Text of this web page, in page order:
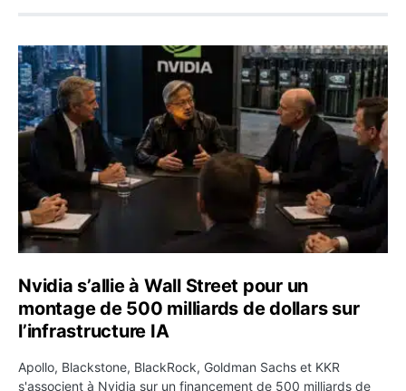
Nvidia s’allie à Wall Street pour un montage de 500
Nvidia s’allie à Wall Street pour un
montage de 500 milliards de dollars sur
l’infrastructure IA
Apollo, Blackstone, BlackRock, Goldman Sachs et KKR
s'associent à Nvidia sur un financement de 500 milliards de